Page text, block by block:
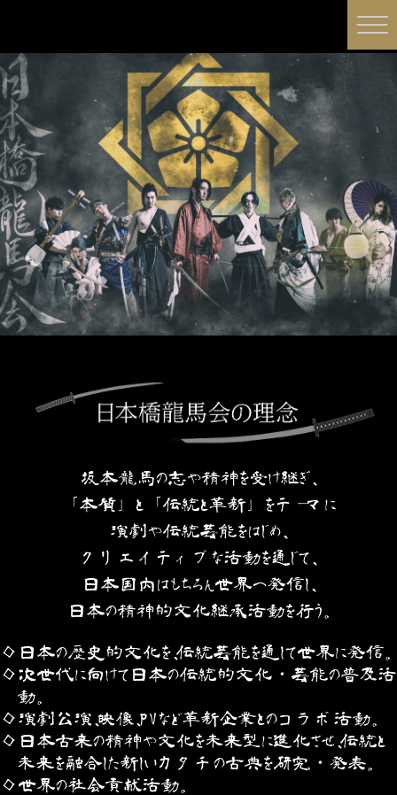
坂本龍馬の志や精神を受け継ぎ、
「本質」と「伝統と革新」をテーマに
演劇や伝統芸能をはじめ、
クリエイティブな活動を通じて、
日本国内はもちろん世界へ発信し、
日本の精神的文化継承活動を行う。
日本の歴史的文化を、伝統芸能を通して世界に発信。
次世代に向けて日本の伝統的文化・芸能の普及活
動。
演劇公演、映像、PVなど革新企業とのコラボ活動。
日本古来の精神や文化を未来型に進化させ、伝統と
未来を融合した新しいカタチの古典を研究・発表。
世界の社会貢献活動。